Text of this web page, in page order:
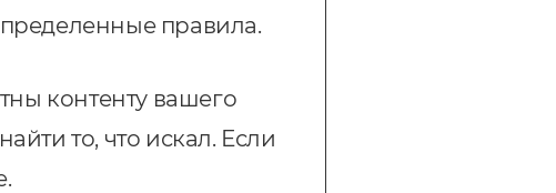
правила.
контенту вашего
то, что искал. Если